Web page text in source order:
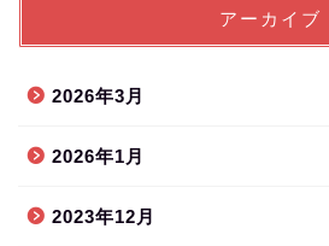
アーカイブ
2026年3月
2026年1月
2023年12月